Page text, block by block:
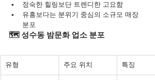
정숙한 힐링보단 트렌디한 고요함
유흥보다는 분위기 중심의 소규모 매장
분포
🗺️ 성수동 밤문화 업소 분포
유형 주요 위치 특징